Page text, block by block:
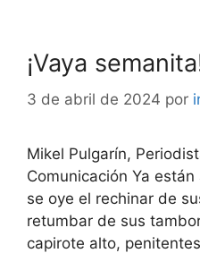
¡Vaya
3 de abril de 2024 por
Mikel Pulgarín,
Comunicación Ya
se oye el rechinar de
retumbar de sus
capirote alto,